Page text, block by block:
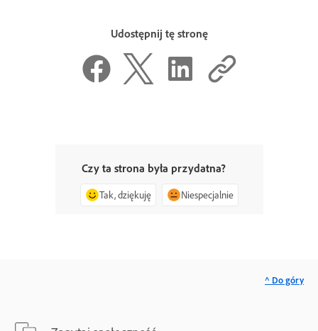
Udostępnij tę stronę
Czy ta strona była przydatna?
Tak, dziękuję Niespecjalnie
^ Do góry